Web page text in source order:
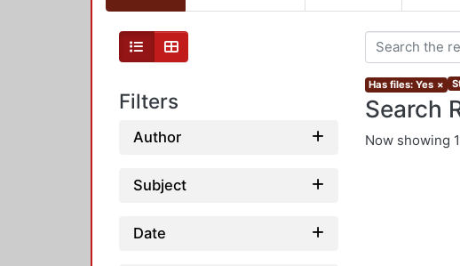
Filters
Author
Subject
Date
Has files: Yes ×
Search
Now showing